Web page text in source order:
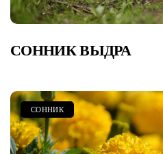
СОННИК ВЫДРА
СОННИК